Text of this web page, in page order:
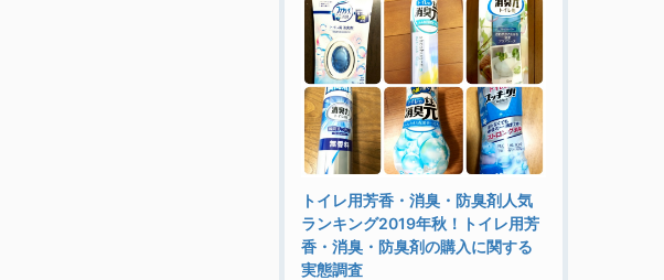
トイレ用芳香・消臭・防臭剤人気
ランキング2019年秋！トイレ用芳
香・消臭・防臭剤の購入に関する
実態調査